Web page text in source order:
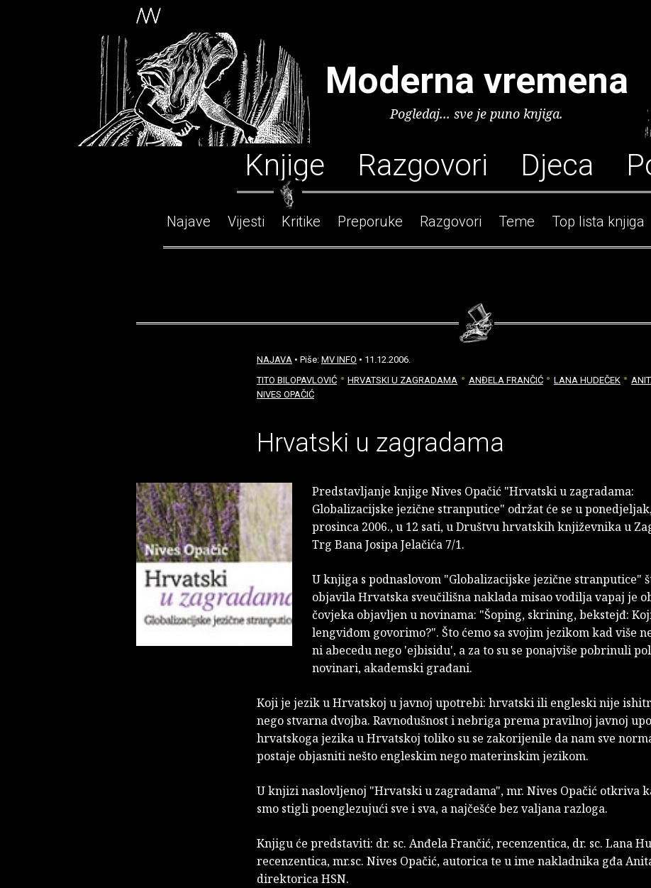
Moderna vremena
Pogledaj... sve je puno knjiga.
Knjige Razgovori Djeca
Najave Vijesti Kritike Preporuke Razgovori Teme Top lista knjiga
NAJAVA • Piše: MV INFO • 11.12.2006.
TITO BILOPAVLOVIĆ
HRVATSKI U ZAGRADAMA ANĐELA FRANČIĆ LANA HUDEČEK
NIVES OPAČIĆ
Hrvatski u zagradama
Predstavljanje knjige Nives Opačić "Hrvatski u zagradama:
Globalizacijske jezične stranputice" održat će se u
prosinca 2006., u 12 sati, u Društvu hrvatskih književnika u
Trg Bana Josipa Jelačića 7/1.
U knjiga s podnaslovom "Globalizacijske jezične stranputice"
objavila Hrvatska sveučilišna naklada misao vodilja vapaj je
čovjeka objavljen u novinama: "Šoping, skrining, bekstejđ:
lengviđom govorimo?". Što ćemo sa svojim jezikom kad više
ni abecedu nego 'ejbisidu', a za to su se ponajviše pobrinuli
novinari, akademski građani.
Koji je jezik u Hrvatskoj u javnoj upotrebi: hrvatski ili engleski nije
nego stvarna dvojba. Ravnodušnost i nebriga prema pravilnoj javnoj
hrvatskoga jezika u Hrvatskoj toliko su se zakorijenile da nam sve
postaje objasniti nešto engleskim nego materinskim jezikom.
U knjizi naslovljenoj "Hrvatski u zagradama", mr. Nives Opačić otkriva
smo stigli poenglezujući sve i sva, a najčešće bez valjana razloga.
Knjigu će predstaviti: dr. sc. Anđela Frančić, recenzentica, dr. sc. Lana
recenzentica, mr.sc. Nives Opačić, autorica te u ime nakladnika gđa
direktorica HSN.